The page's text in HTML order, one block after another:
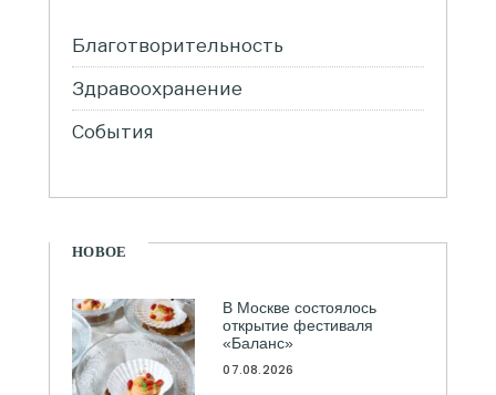
Благотворительность
Здравоохранение
События
НОВОЕ
В Москве состоялось
открытие фестиваля
«Баланс»
07.08.2026